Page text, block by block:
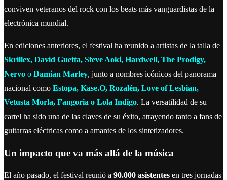
conviven veteranos del rock con los beats más vanguardistas de la
electrónica mundial.
En ediciones anteriores, el festival ha reunido a artistas de la talla de
Skrillex, David Guetta, Steve Aoki, Hardwell, The Prodigy,
Nervo o Damian Marley, junto a nombres icónicos del panorama
nacional como Estopa, Kase.O, Rozalén, Love of Lesbian,
Vetusta Morla, Fangoria o Lola Indigo. La versatilidad de su
cartel ha sido una de las claves de su éxito, atrayendo tanto a fans de
guitarras eléctricas como a amantes de los sintetizadores.
Un impacto que va más allá de la música
El año pasado, el festival reunió a 90.000 asistentes en tres jornadas